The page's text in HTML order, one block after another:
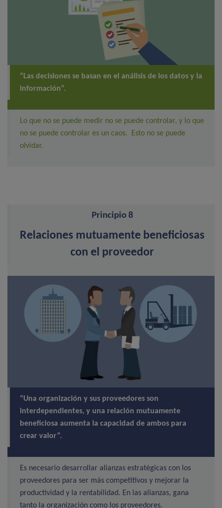
“Las decisiones se basan en el análisis de los datos y la
información”.
Lo que no se puede medir no se puede controlar, y lo que
no se puede controlar es un caos. Esto no se puede
olvidar.
Principio 8
Relaciones mutuamente beneficiosas
con el proveedor
“Una organización y sus proveedores son
interdependientes, y una relación mutuamente
beneficiosa aumenta la capacidad de ambos para
crear valor”.
Es necesario desarrollar alianzas estratégicas con los
proveedores para ser más competitivos y mejorar la
productividad y la rentabilidad. En las alianzas, gana
tanto la organización como los proveedores.